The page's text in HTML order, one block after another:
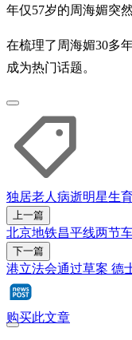
年仅57岁的周海媚突
在梳理了周海媚30多
成为热门话题。
独居老人 病逝明星生
上一篇
北京地铁昌平线两节
下一篇
港立法会通过草案 德
购买此文章